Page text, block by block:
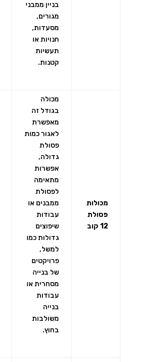
בניין ממבני
מגורים,
מסעדות,
חנויות או
תעשיות
קטנות.
מכולות
פסולת
12 קוב
מכולה
בגודל זה
מאפשרת
לאגור כמות
פסולת
גדולה,
אפשרות
מתאימה
לפסולת
ממבנים או
עבודות
שיפוצים
גדולות כמו
למשל,
פרויקטים
של בנייה
מסחרית או
עבודות
בנייה
משולבות
בחוץ.